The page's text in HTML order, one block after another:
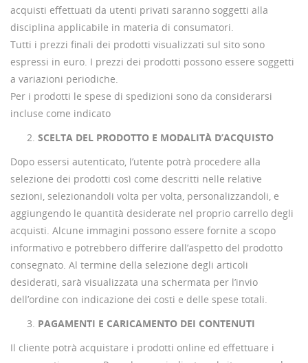
acquisti effettuati da utenti privati saranno soggetti alla
disciplina applicabile in materia di consumatori.
Tutti i prezzi finali dei prodotti visualizzati sul sito sono
espressi in euro. I prezzi dei prodotti possono essere soggetti
a variazioni periodiche.
Per i prodotti le spese di spedizioni sono da considerarsi
incluse come indicato
SCELTA DEL PRODOTTO E MODALITÀ D’ACQUISTO
Dopo essersi autenticato, l’utente potrà procedere alla
selezione dei prodotti così come descritti nelle relative
sezioni, selezionandoli volta per volta, personalizzandoli, e
aggiungendo le quantità desiderate nel proprio carrello degli
acquisti. Alcune immagini possono essere fornite a scopo
informativo e potrebbero differire dall’aspetto del prodotto
consegnato. Al termine della selezione degli articoli
desiderati, sarà visualizzata una schermata per l’invio
dell’ordine con indicazione dei costi e delle spese totali.
PAGAMENTI E CARICAMENTO DEI CONTENUTI
Il cliente potrà acquistare i prodotti online ed effettuare i